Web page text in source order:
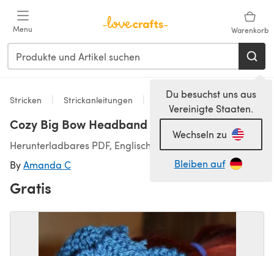
Menu Warenkorb
Du besuchst uns aus
Vereinigte Staaten.
Wechseln zu
Bleiben auf
Stricken Strickanleitungen Accessoires
Cozy Big Bow Headband
Herunterladbares PDF, Englisch
ByAmanda C
Gratis